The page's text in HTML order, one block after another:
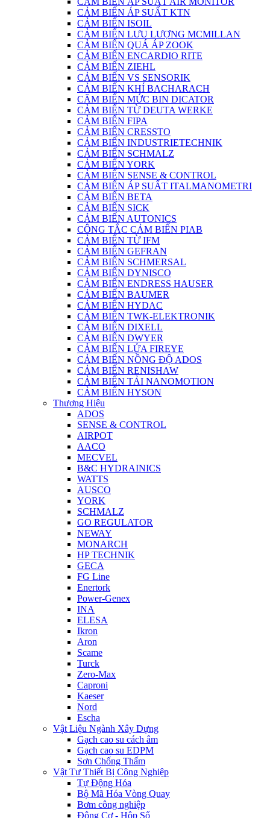
CẢM BIẾN ÁP SUẤT KTN
CẢM BIẾN ISOIL
CẢM BIẾN LƯU LƯỢNG MCMILLAN
CẢM BIẾN QUÁ ÁP ZOOK
CẢM BIẾN ENCARDIO RITE
CẢM BIẾN ZIEHL
CẢM BIẾN VS SENSORIK
CẢM BIẾN KHÍ BACHARACH
CĂM BIẾN MỨC BIN DICATOR
CẢM BIẾN TỪ DEUTA WERKE
CẢM BIẾN FIPA
CẢM BIẾN CRESSTO
CẢM BIẾN INDUSTRIETECHNIK
CẢM BIẾN SCHMALZ
CẢM BIẾN YORK
CẢM BIẾN SENSE & CONTROL
CẢM BIẾN ÁP SUẤT ITALMANOMETRI
CẢM BIẾN BETA
CẢM BIẾN SICK
CẢM BIẾN AUTONICS
CÔNG TẮC CẢM BIẾN PIAB
CẢM BIẾN TỪ IFM
CẢM BIẾN GEFRAN
CẢM BIẾN SCHMERSAL
CẢM BIẾN DYNISCO
CẢM BIẾN ENDRESS HAUSER
CẢM BIẾN BAUMER
CẢM BIẾN HYDAC
CẢM BIẾN TWK-ELEKTRONIK
CẢM BIẾN DIXELL
CẢM BIẾN DWYER
CẢM BIẾN LỬA FIREYE
CẢM BIẾN NỒNG ĐỘ ADOS
CẢM BIẾN RENISHAW
CẢM BIẾN TẢI NANOMOTION
CẢM BIẾN HYSON
Thương Hiệu
ADOS
SENSE & CONTROL
AIRPOT
AACO
MECVEL
B&C HYDRAINICS
WATTS
AUSCO
YORK
SCHMALZ
GO REGULATOR
NEWAY
MONARCH
HP TECHNIK
GECA
FG Line
Enertork
Power-Genex
INA
ELESA
Ikron
Aron
Scame
Turck
Zero-Max
Caproni
Kaeser
Nord
Escha
Vật Liệu Ngành Xây Dựng
Gạch cao su cách âm
Gạch cao su EDPM
Sơn Chống Thấm
Vật Tư Thiết Bị Công Nghiệp
Tự Động Hóa
Bộ Mã Hóa Vòng Quay
Bơm công nghiệp
Động Cơ - Hộp Số